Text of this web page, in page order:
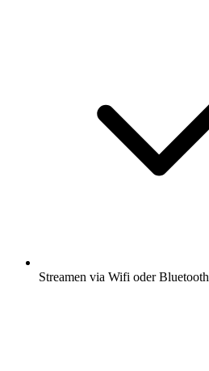
Streamen via Wifi oder Bluetooth